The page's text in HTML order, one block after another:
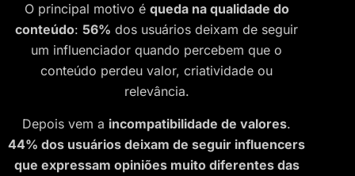
O principal motivo é queda na qualidade do
conteúdo: 56% dos usuários deixam de seguir
um influenciador quando percebem que o
conteúdo perdeu valor, criatividade ou
relevância.
Depois vem a incompatibilidade de valores.
44% dos usuários deixam de seguir influencers
que expressam opiniões muito diferentes das